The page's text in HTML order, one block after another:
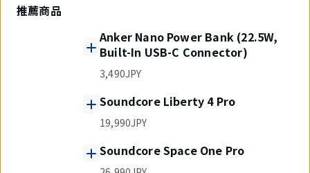
推薦商品
Anker Nano Power Bank (22.5W,
Built-In USB-C Connector)
3,490JPY
Soundcore Liberty 4 Pro
19,990JPY
Soundcore Space One Pro